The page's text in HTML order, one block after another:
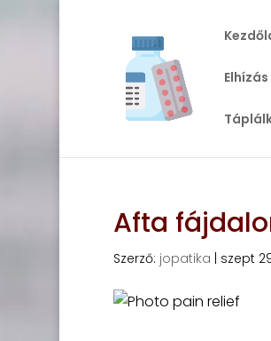
Elhízás
Afta
Szerző: jopatika szept